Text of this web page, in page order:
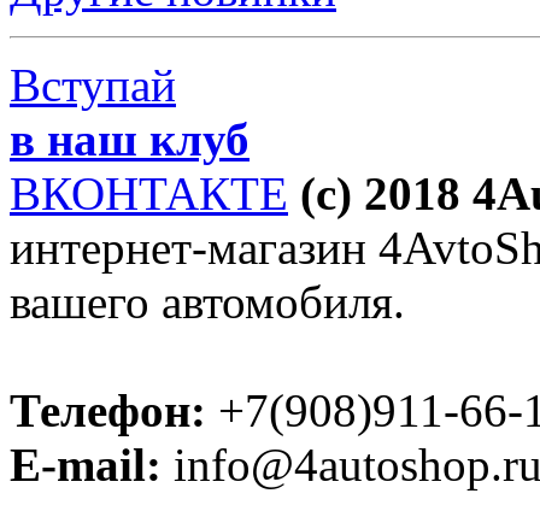
Вступай
в наш клуб
ВКОНТАКТЕ (c) 2018
интернет-магазин
вашего автомобиля.
Телефон: +7(908)911-66-
E-mail: